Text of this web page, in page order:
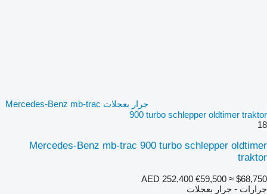
جرار بعجلات Mercedes-Benz mb-trac
900 turbo schlepper oldtimer traktor
18
Mercedes-Benz mb-trac 900 turbo schlepper oldtimer
traktor
AED 252,400 €59,500 ≈ $68,750
جرارات - جرار بعجلات